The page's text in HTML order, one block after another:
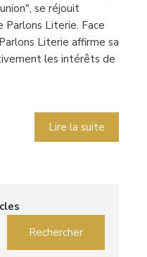
se réjouit
Parlons Literie. Face
Literie affirme sa
les intérêts de
Lire la suite
Rechercher